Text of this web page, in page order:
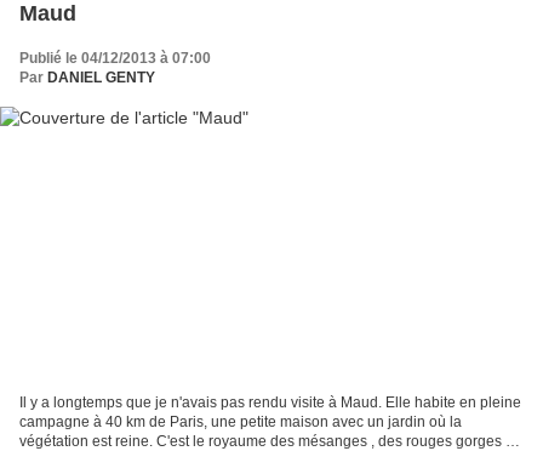
Maud
Publié le 04/12/2013 à 07:00
Par DANIEL GENTY
Il y a longtemps que je n'avais pas rendu visite à Maud. Elle habite en pleine
campagne à 40 km de Paris, une petite maison avec un jardin où la
végétation est reine. C'est le royaume des mésanges , des rouges gorges et